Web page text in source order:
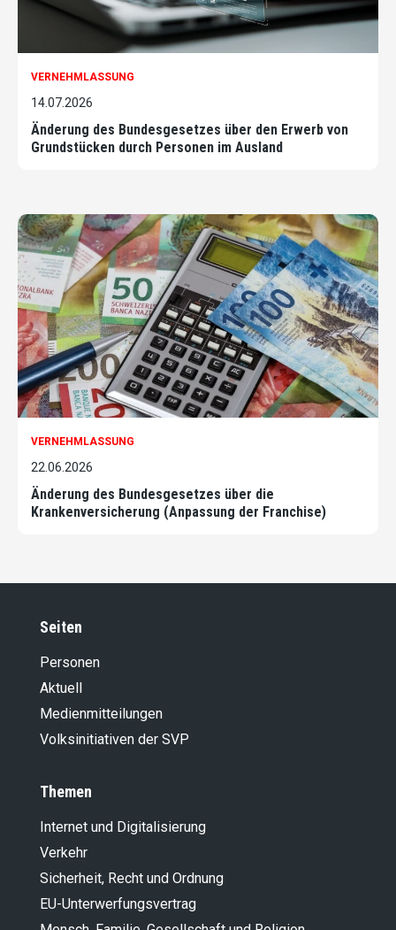
VERNEHMLASSUNG
14.07.2026
Änderung des Bundesgesetzes über den Erwerb von
Grundstücken durch Personen im Ausland
VERNEHMLASSUNG
22.06.2026
Änderung des Bundesgesetzes über die
Krankenversicherung (Anpassung der Franchise)
Seiten
Personen
Aktuell
Medienmitteilungen
Volksinitiativen der SVP
Themen
Internet und Digitalisierung
Verkehr
Sicherheit, Recht und Ordnung
EU-Unterwerfungsvertrag